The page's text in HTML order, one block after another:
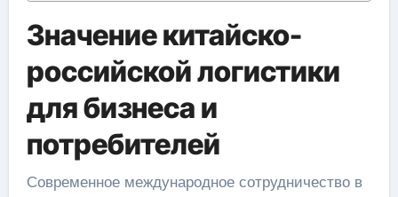
Значение китайско-
российской логистики
для бизнеса и
потребителей
Современное международное сотрудничество в